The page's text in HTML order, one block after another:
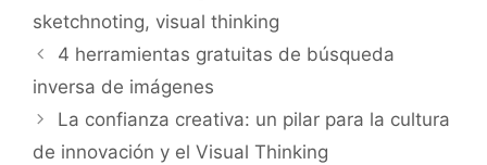
sketchnoting, visual thinking
4 herramientas gratuitas de búsqueda
inversa de imágenes
La confianza creativa: un pilar para la cultura
de innovación y el Visual Thinking